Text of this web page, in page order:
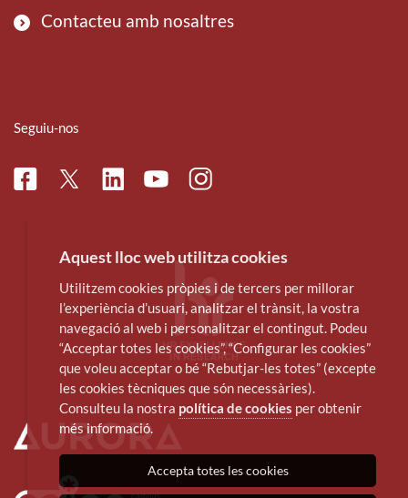
Contacteu amb nosaltres
Seguiu-nos
FacebookTwitterLinkedinYoutubeInstagram
Aquest lloc web utilitza cookies
Utilitzem cookies pròpies i de tercers per millorar
l’experiència d’usuari, analitzar el trànsit, la vostra
navegació al web i personalitzar el contingut. Podeu
“Acceptar totes les cookies”, “Configurar les cookies”
que voleu acceptar o bé “Rebutjar-les totes” (excepte
les cookies tècniques que són necessàries).
Consulteu la nostra política de cookies per obtenir
més informació.
Accepta totes les cookies